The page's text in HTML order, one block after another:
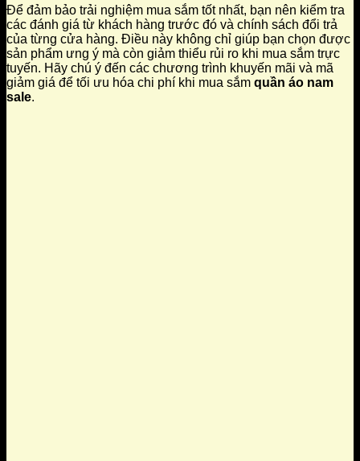
Để đảm bảo trải nghiệm mua sắm tốt nhất, bạn nên kiểm tra
các đánh giá từ khách hàng trước đó và chính sách đổi trả
của từng cửa hàng. Điều này không chỉ giúp bạn chọn được
sản phẩm ưng ý mà còn giảm thiểu rủi ro khi mua sắm trực
tuyến. Hãy chú ý đến các chương trình khuyến mãi và mã
giảm giá để tối ưu hóa chi phí khi mua sắm quần áo nam
sale.